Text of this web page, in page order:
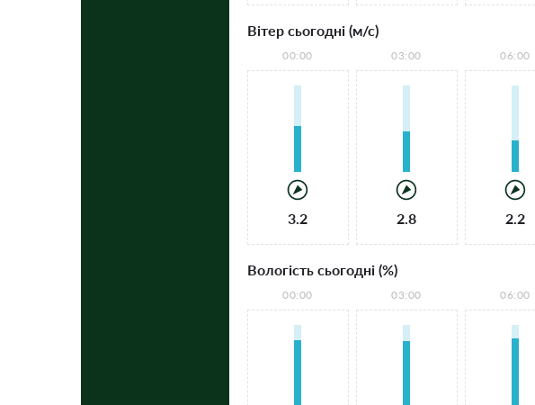
Вітер сьогодні (м/с)
00:00
3.2
03:00
2.8
06:00
2.2
Вологість сьогодні (%)
00:00 03:00 06:00